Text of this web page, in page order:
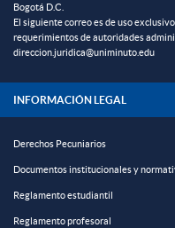
Bogotá D.C.
El siguiente correo es de uso
requerimientos de autoridades
direccion.juridica@uniminuto.edu
INFORMACIÓN LEGAL
Derechos Pecuniarios
Documentos institucionales y
Reglamento estudiantil
Reglamento profesoral